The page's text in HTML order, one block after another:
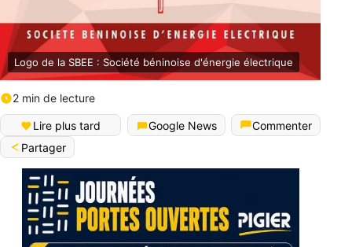
Logo de la SBEE : Société béninoise d'énergie électrique
2 min de lecture
Lire plus tard Google News
Commenter
Partager